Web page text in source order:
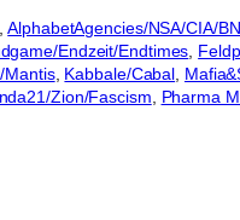
, AlphabetAgencies/NSA/CIA/
Endzeit/Endtimes,
Mantis, Kabbale/Cabal,
Zion/Fascism, Pharma